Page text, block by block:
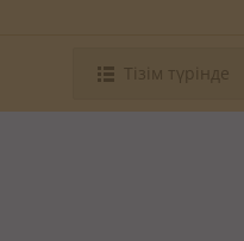
Тізім түрінде